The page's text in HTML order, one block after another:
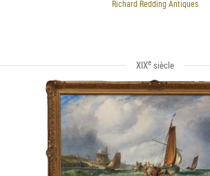
Richard Redding Antiques
XIXesiècle